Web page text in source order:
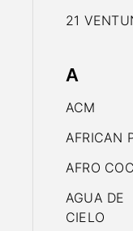
21
A
ACM
AFRICAN
AFRO
AGUA DE
CIELO